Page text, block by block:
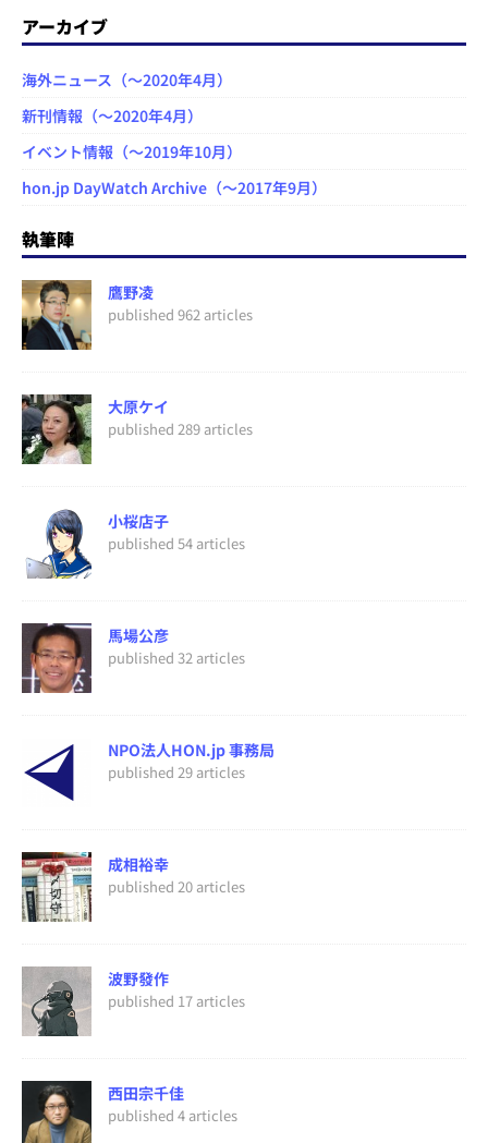
アーカイブ
海外ニュース（～2020年4月）
新刊情報（～2020年4月）
イベント情報（～2019年10月）
hon.jp DayWatch Archive（～2017年9月）
執筆陣
鷹野凌
published 962 articles
大原ケイ
published 289 articles
小桜店子
published 54 articles
馬場公彦
published 32 articles
NPO法人HON.jp 事務局
published 29 articles
成相裕幸
published 20 articles
波野發作
published 17 articles
西田宗千佳
published 4 articles